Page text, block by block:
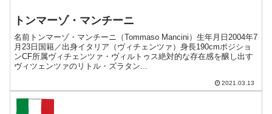
トンマーゾ・マンチーニ
名前トンマーゾ・マンチーニ（Tommaso Mancini）生年月日2004年7
月23日国籍／出身イタリア（ヴィチェンツァ）身長190cmポジショ
ンCF所属ヴィチェンツァ・ヴィルトゥス絶対的な存在感を醸し出す
ヴィツェンツァのリトル・ズラタン...
2021.03.13